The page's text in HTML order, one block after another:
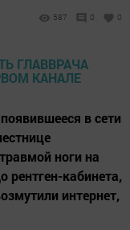
587 0 0
в cети
ноги на
рентген-кабинета,
интернет,